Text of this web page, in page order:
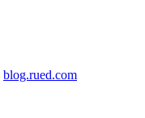
blog.rued.com